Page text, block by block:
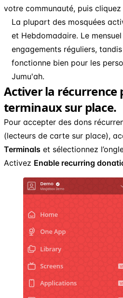
votre communauté, puis cliquez
La plupart des mosquées
et Hebdomadaire. Le
engagements réguliers,
fonctionne bien pour les
Jumu'ah.
Activer la récurrence
terminaux sur place.
Pour accepter des dons
(lecteurs de carte sur place),
Terminals et sélectionnez
Activez Enable recurring